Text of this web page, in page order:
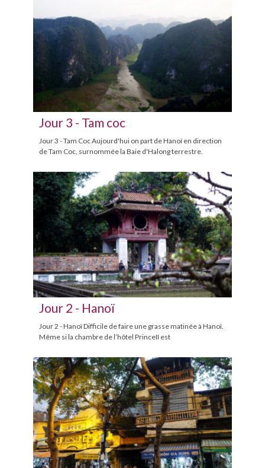
Jour 3 - Tam coc
Jour 3 - Tam Coc Aujourd'hui on part de Hanoï en direction
de Tam Coc, surnommée la Baie d'Halong terrestre.
Jour 2 - Hanoï
Jour 2 - Hanoï Difficile de faire une grasse matinée à Hanoï.
Même si la chambre de l’hôtel PrinceII est